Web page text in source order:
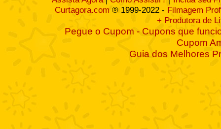
Curtagora.com ® 1999-2022 - Filmagem
+ Produtora de
Pegue o Cupom - Cupons que
Cupom
Guia dos Melhores